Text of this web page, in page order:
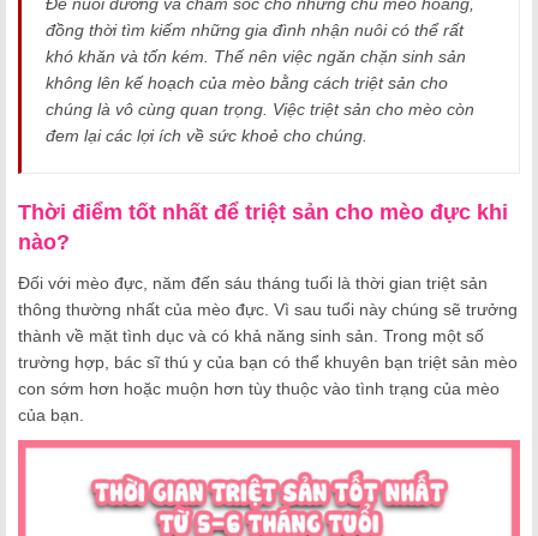
đồng thời tìm kiếm những gia đình nhận nuôi có thể rất
khó khăn và tốn kém. Thế nên việc ngăn chặn sinh sản
không lên kế hoạch của mèo bằng cách triệt sản cho
chúng là vô cùng quan trọng. Việc triệt sản cho mèo còn
đem lại các lợi ích về sức khoẻ cho chúng.
Thời điểm tốt nhất để triệt sản cho mèo đực khi
nào?
Đối với mèo đực, năm đến sáu tháng tuổi là thời gian triệt sản
thông thường nhất của mèo đực. Vì sau tuổi này chúng sẽ trưởng
thành về mặt tình dục và có khả năng sinh sản. Trong một số
trường hợp, bác sĩ thú y của bạn có thể khuyên bạn triệt sản mèo
con sớm hơn hoặc muộn hơn tùy thuộc vào tình trạng của mèo
của bạn.